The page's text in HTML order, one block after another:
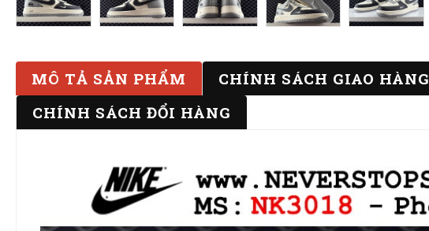
MÔ TẢ SẢN PHẨM CHÍNH SÁCH GIAO HÀNG
CHÍNH SÁCH ĐỔI HÀNG